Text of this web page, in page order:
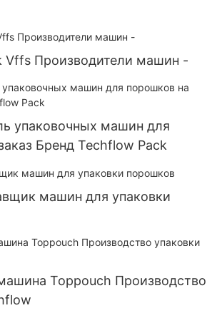
Vffs Производители машин -
упаковочных машин для
Бренд Techflow Pack
машин для упаковки
Toppouch Производство